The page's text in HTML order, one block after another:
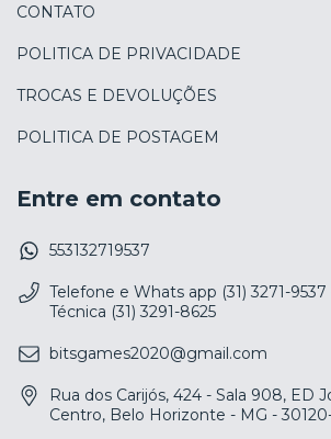
CONTATO
POLITICA DE PRIVACIDADE
TROCAS E DEVOLUÇÕES
POLITICA DE POSTAGEM
Entre em contato
553132719537
Telefone e Whats app (31) 3271-
Técnica (31) 3291-8625
bitsgames2020@gmail.com
Rua dos Carijós, 424 - Sala 908, ED
Centro, Belo Horizonte - MG -